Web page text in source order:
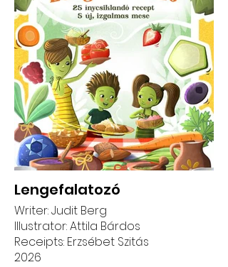
Lengefalatozó
Writer: Judit Berg
Illustrator: Attila Bárdos
Receipts: Erzsébet Szitás
2026